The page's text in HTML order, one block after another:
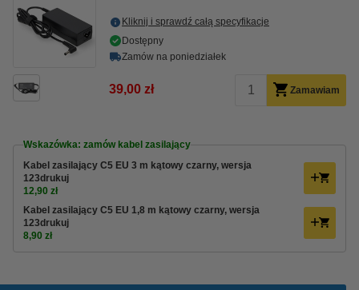
Kliknij i sprawdź całą specyfikacje
Dostępny
Zamów na poniedziałek
39,00 zł Zamawiam
Wskazówka: zamów kabel zasilający
Kabel zasilający C5 EU 3 m kątowy czarny, wersja
123drukuj
12,90 zł
Kabel zasilający C5 EU 1,8 m kątowy czarny, wersja
123drukuj
8,90 zł